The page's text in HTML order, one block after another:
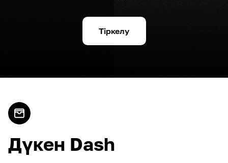
Тіркелу
Дүкен Dash